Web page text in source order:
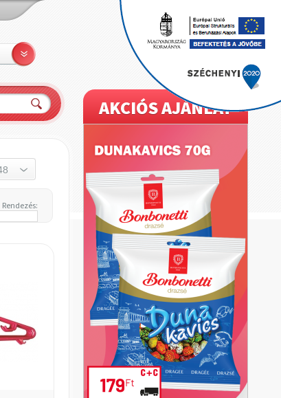
AKCIÓS AJÁNLAT
Rendezés: